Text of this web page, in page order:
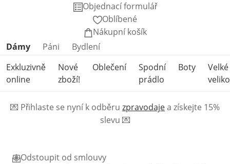
Objednací formulář
Oblíbené
Nákupní košík
Přeskočit kategorie produktů
Dámy Páni
Bydlení
Exkluzivně
online
Nové
zboží!
Oblečení
Spodní
prádlo
Boty
Velké
💌 Přihlaste se nyní k odběru zpravodajea získejte 15%
slevu 💌
Odstoupit od smlouvy